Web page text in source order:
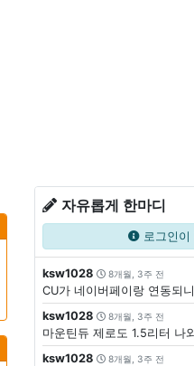
자유롭게 한마디
로그인이
ksw1028 8개월, 3주 전
CU가 네이버페이랑 연동되
ksw1028
8개월, 3주 전
마운틴듀 제로도 1.5리터 나
ksw1028
8개월, 3주 전